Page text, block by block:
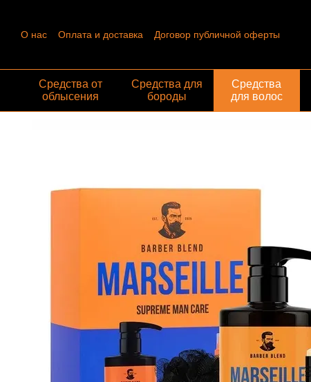
О нас Оплата и доставка
Договор публичной оферты
Средства от
облысения
Средства для
бороды
Средства
для волос